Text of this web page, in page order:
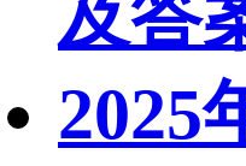
及答
2025